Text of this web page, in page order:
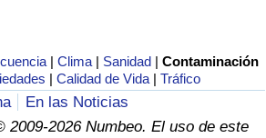
|Clima | Sanidad |Contaminación
|Calidad de Vida |Tráfico
En las Noticias
2009-2026 Numbeo. El uso de este